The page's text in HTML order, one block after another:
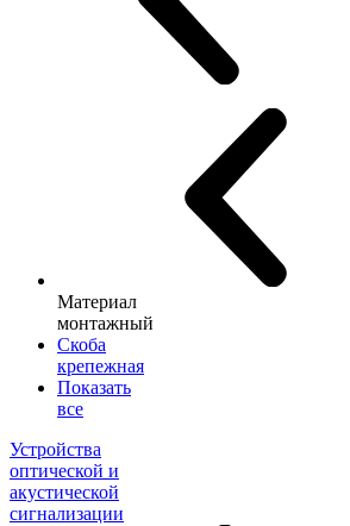
Материал
монтажный
Скоба
крепежная
Показать
все
Устройства
оптической и
акустической
сигнализации